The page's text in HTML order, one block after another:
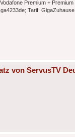
Premium +
Tarif:
von ServusTV